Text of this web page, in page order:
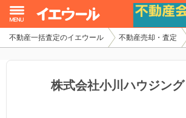
不動産一括査定のイエウール 不動産売却・査定
株式会社小川ハウジン
イエウール加盟希望の不動産会社様